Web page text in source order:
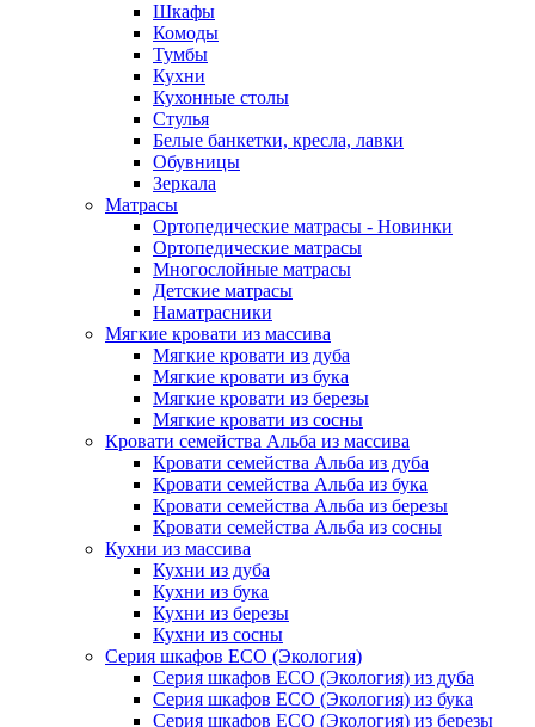
Шкафы
Комоды
Тумбы
Кухни
Кухонные столы
Стулья
Белые банкетки, кресла, лавки
Обувницы
Зеркала
Матрасы
Ортопедические матрасы - Новинки
Ортопедические матрасы
Многослойные матрасы
Детские матрасы
Наматрасники
Мягкие кровати из массива
Мягкие кровати из дуба
Мягкие кровати из бука
Мягкие кровати из березы
Мягкие кровати из сосны
Кровати семейства Альба из массива
Кровати семейства Альба из дуба
Кровати семейства Альба из бука
Кровати семейства Альба из березы
Кровати семейства Альба из сосны
Кухни из массива
Кухни из дуба
Кухни из бука
Кухни из березы
Кухни из сосны
Серия шкафов ECO (Экология)
Серия шкафов ECO (Экология) из дуба
Серия шкафов ECO (Экология) из бука
Серия шкафов ECO (Экология) из березы